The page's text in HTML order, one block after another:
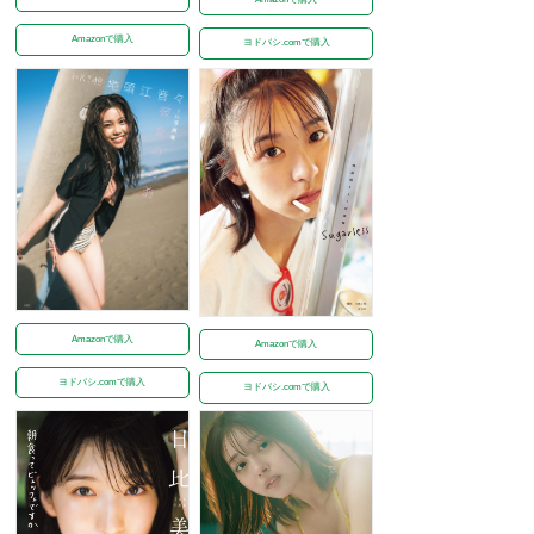
Amazonで購入 ヨドバシ.comで購入
Amazonで購入
ヨドバシ.comで購入
Amazonで購入
ヨドバシ.comで購入